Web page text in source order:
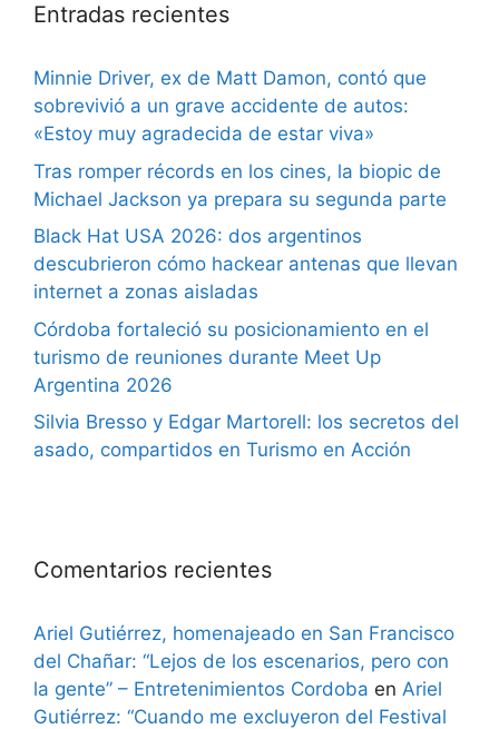
Entradas recientes
Minnie Driver, ex de Matt Damon, contó que
sobrevivió a un grave accidente de autos:
«Estoy muy agradecida de estar viva»
Tras romper récords en los cines, la biopic de
Michael Jackson ya prepara su segunda parte
Black Hat USA 2026: dos argentinos
descubrieron cómo hackear antenas que llevan
internet a zonas aisladas
Córdoba fortaleció su posicionamiento en el
turismo de reuniones durante Meet Up
Argentina 2026
Silvia Bresso y Edgar Martorell: los secretos del
asado, compartidos en Turismo en Acción
Comentarios recientes
Ariel Gutiérrez, homenajeado en San Francisco
del Chañar: “Lejos de los escenarios, pero con
la gente” – Entretenimientos Cordoba en Ariel
Gutiérrez: “Cuando me excluyeron del Festival